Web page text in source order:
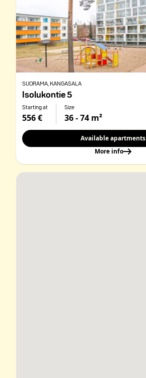
SUORAMA , KANGASALA
Isolukontie 5
Starting at
556 €
Size
36 - 74 m²
Available apartments
More info